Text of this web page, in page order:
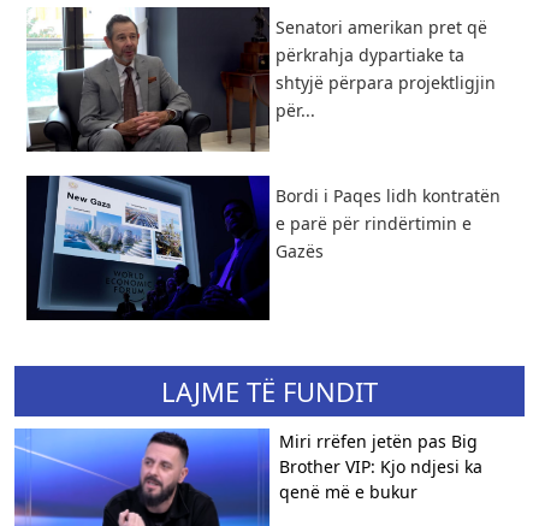
Senatori amerikan pret që
përkrahja dypartiake ta
shtyjë përpara projektligjin
për...
Bordi i Paqes lidh kontratën
e parë për rindërtimin e
Gazës
LAJME TË FUNDIT
Miri rrëfen jetën pas Big
Brother VIP: Kjo ndjesi ka
qenë më e bukur